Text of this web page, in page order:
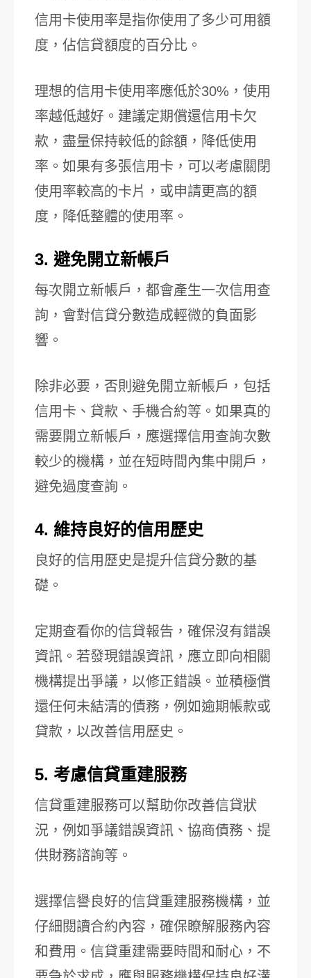
信用卡使用率是指你使用了多少可用額
度，佔信貸額度的百分比。
理想的信用卡使用率應低於30%，使用
率越低越好。建議定期償還信用卡欠
款，盡量保持較低的餘額，降低使用
率。如果有多張信用卡，可以考慮關閉
使用率較高的卡片，或申請更高的額
度，降低整體的使用率。
3. 避免開立新帳戶
每次開立新帳戶，都會產生一次信用查
詢，會對信貸分數造成輕微的負面影
響。
除非必要，否則避免開立新帳戶，包括
信用卡、貸款、手機合約等。如果真的
需要開立新帳戶，應選擇信用查詢次數
較少的機構，並在短時間內集中開戶，
避免過度查詢。
4. 維持良好的信用歷史
良好的信用歷史是提升信貸分數的基
礎。
定期查看你的信貸報告，確保沒有錯誤
資訊。若發現錯誤資訊，應立即向相關
機構提出爭議，以修正錯誤。並積極償
還任何未結清的債務，例如逾期帳款或
貸款，以改善信用歷史。
5. 考慮信貸重建服務
信貸重建服務可以幫助你改善信貸狀
況，例如爭議錯誤資訊、協商債務、提
供財務諮詢等。
選擇信譽良好的信貸重建服務機構，並
仔細閱讀合約內容，確保瞭解服務內容
和費用。信貸重建需要時間和耐心，不